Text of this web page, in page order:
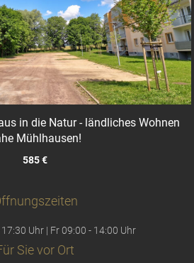
in die Natur - ländliches Wohnen
Mühlhausen!
585 €
Uhr | Fr 09:00 - 14:00 Uhr
Sie vor Ort